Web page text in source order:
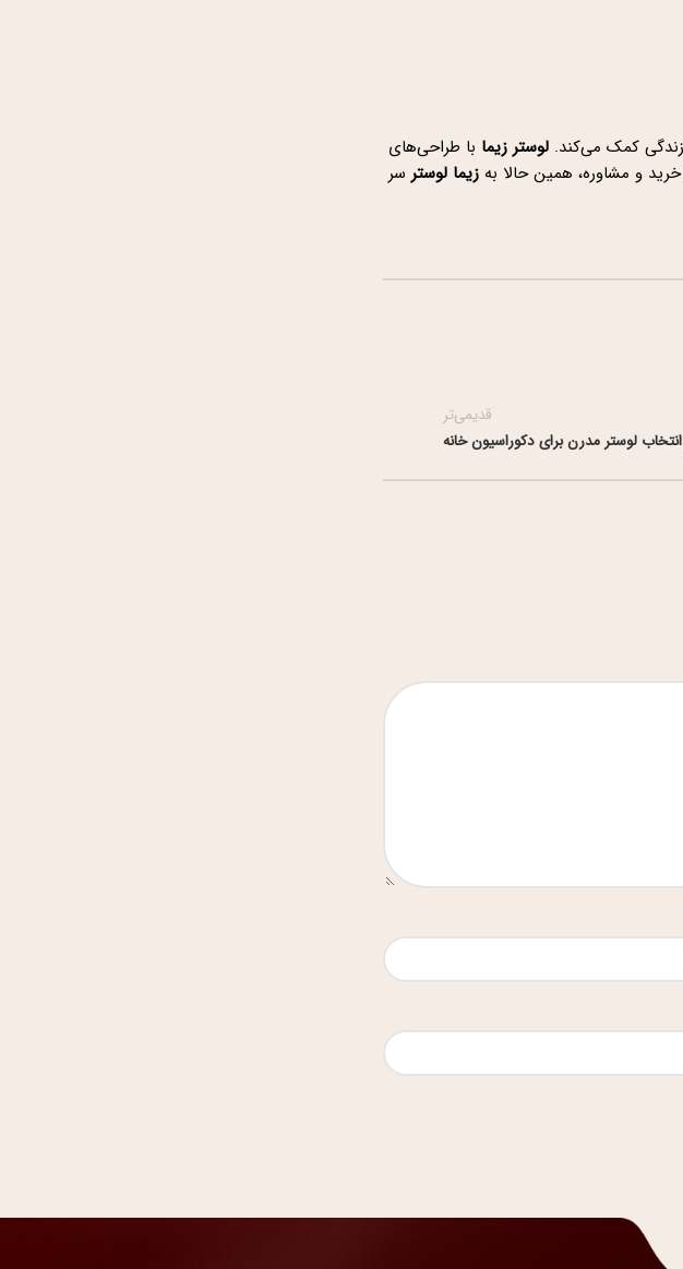
زندگی کمک می‌کند. لوستر زیما با طراحی‌های
زیما لوستر سر
قدیمی‌تر
لوستر مدرن برای دکوراسیون خانه